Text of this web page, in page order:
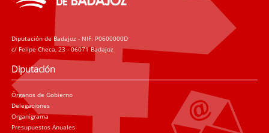
Diputación de Badajoz - NIF: P0600000D
c/ Felipe Checa, 23 - 06071 Badajoz
Diputación
Órganos de Gobierno
Delegaciones
Organigrama
Presupuestos Anuales